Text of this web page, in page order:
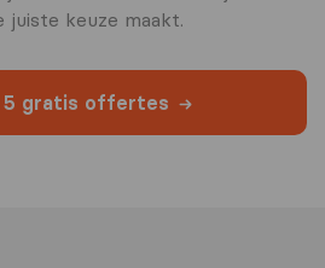
juiste keuze maakt.
5 gratis offertes